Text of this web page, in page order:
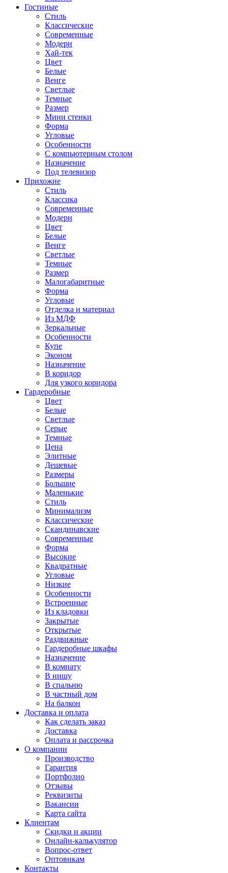
Гостиные
Стиль
Классические
Современные
Модерн
Хай-тек
Цвет
Белые
Венге
Светлые
Темные
Размер
Мини стенки
Форма
Угловые
Особенности
С компьютерным столом
Назначение
Под телевизор
Прихожие
Стиль
Классика
Современные
Модерн
Цвет
Белые
Венге
Светлые
Темные
Размер
Малогабаритные
Форма
Угловые
Отделка и материал
Из МДФ
Зеркальные
Особенности
Купе
Эконом
Назначение
В коридор
Для узкого коридора
Гардеробные
Цвет
Белые
Светлые
Серые
Темные
Цена
Элитные
Дешевые
Размеры
Большие
Маленькие
Стиль
Минимализм
Классические
Скандинавские
Современные
Форма
Высокие
Квадратные
Угловые
Низкие
Особенности
Встроенные
Из кладовки
Закрытые
Открытые
Раздвижные
Гардеробные шкафы
Назначение
В комнату
В нишу
В спальню
В частный дом
На балкон
Доставка и оплата
Как сделать заказ
Доставка
Оплата и рассрочка
О компании
Производство
Гарантия
Портфолио
Отзывы
Реквизиты
Вакансии
Карта сайта
Клиентам
Скидки и акции
Онлайн-калькулятор
Вопрос-ответ
Оптовикам
Контакты